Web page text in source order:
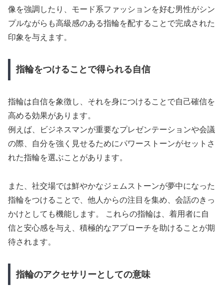
像を強調したり、モード系ファッションを好む男性がシン
プルながらも高級感のある指輪を配することで完成された
印象を与えます。
指輪をつけることで得られる自信
指輪は自信を象徴し、それを身につけることで自己確信を
高める効果があります。
例えば、ビジネスマンが重要なプレゼンテーションや会議
の際、自分を強く見せるためにパワーストーンがセットさ
れた指輪を選ぶことがあります。
また、社交場では鮮やかなジェムストーンが夢中になった
指輪をつけることで、他人からの注目を集め、会話のきっ
かけとしても機能します。 これらの指輪は、着用者に自
信と安心感を与え、積極的なアプローチを助けることが期
待されます。
指輪のアクセサリーとしての意味